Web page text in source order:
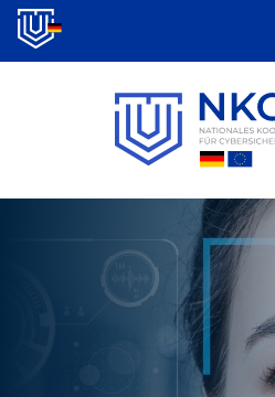
Direkt
zum
Inhalt